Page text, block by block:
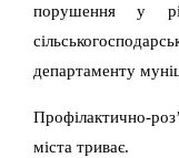
порушення у
департаменту
Профілактично-
міста триває.